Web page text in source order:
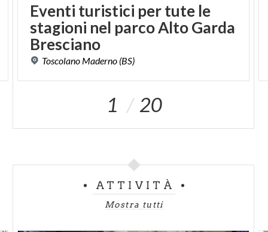
Eventi turistici per tute le
stagioni nel parco Alto Garda
Bresciano
Toscolano Maderno (BS)
1 20
ATTIVITÀ
Mostra tutti